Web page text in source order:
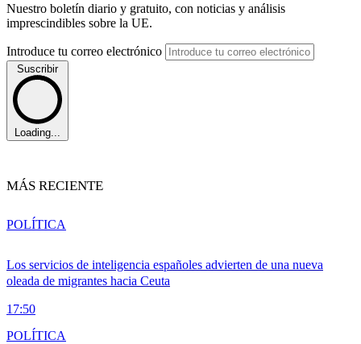
Nuestro boletín diario y gratuito, con noticias y análisis
imprescindibles sobre la UE.
Introduce tu correo electrónico
Suscribir
Loading...
MÁS RECIENTE
Los servicios de inteligencia españoles advierten de una nueva
oleada de migrantes hacia Ceuta
17:50
POLÍTICA
POLÍTICA